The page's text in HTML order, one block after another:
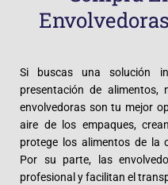
Si buscas una solución
presentación de alimentos,
envolvedoras son tu mejor
aire de los empaques,
protege los alimentos de la
Por su parte, las
profesional y facilitan el